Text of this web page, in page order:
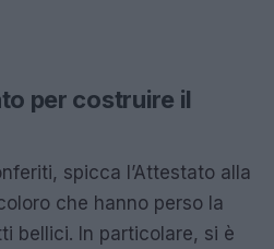
per costruire il
spicca l’Attestato alla
che hanno perso la
bellici. In particolare, si è